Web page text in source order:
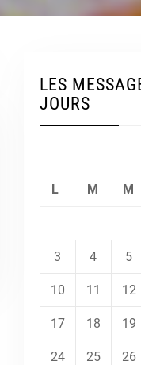
LES
JOURS
L M M
3 4 5
10 11 12
17 18 19
24 25 26